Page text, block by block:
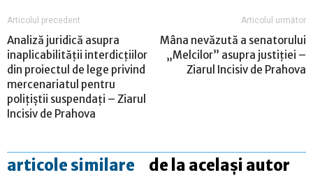
Articolul precedent
Analiză juridică asupra
inaplicabilității interdicțiilor
din proiectul de lege privind
mercenariatul pentru
polițiștii suspendați – Ziarul
Incisiv de Prahova
Articolul următor
Mâna nevăzută a senatorului
„Melcilor” asupra justiției –
Ziarul Incisiv de Prahova
articole similare de la același autor